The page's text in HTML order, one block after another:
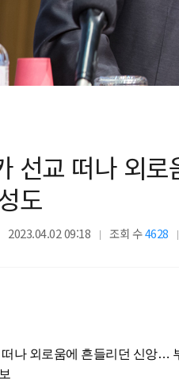
선교 떠나 외
도
2023.04.02 09:18 조회 수4628
나 외로움에 흔들리던 신앙…